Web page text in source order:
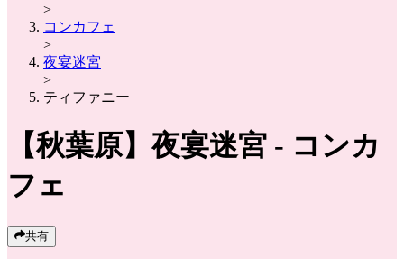
>
コンカフェ
>
夜宴迷宮
>
ティファニー
【秋葉原】 夜宴迷宮 - コンカ
フェ
共有